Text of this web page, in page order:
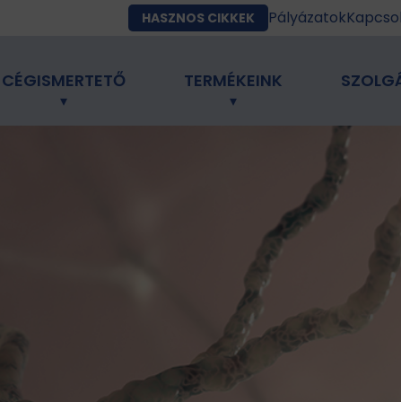
HASZNOS CIKKEK Pályázatok
CÉGISMERTETŐ TERMÉKEINK